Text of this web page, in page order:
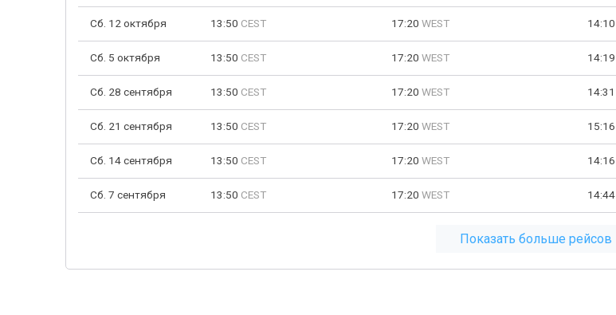
Сб. 12 октября 13:50 CEST 17:20 WEST 14:10
Сб. 5 октября 13:50 CEST 17:20 WEST 14:19
Сб. 28 сентября 13:50 CEST 17:20 WEST 14:31
Сб. 21 сентября 13:50 CEST 17:20 WEST 15:16
Сб. 14 сентября 13:50 CEST 17:20 WEST 14:16
Сб. 7 сентября 13:50 CEST 17:20 WEST 14:44
Показать больше рейсов